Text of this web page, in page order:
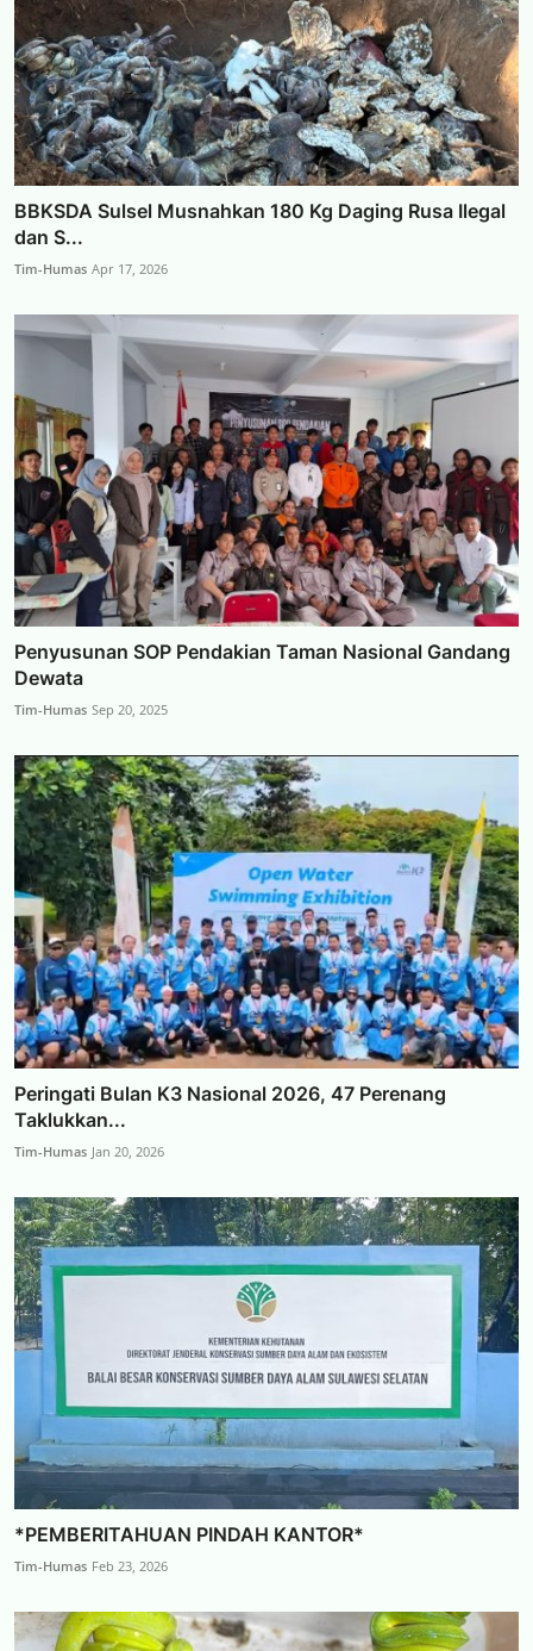
BBKSDA Sulsel Musnahkan 180 Kg Daging Rusa Ilegal
dan S...
Tim-Humas Apr 17, 2026
Penyusunan SOP Pendakian Taman Nasional Gandang
Dewata
Tim-Humas Sep 20, 2025
Peringati Bulan K3 Nasional 2026, 47 Perenang
Taklukkan...
Tim-Humas Jan 20, 2026
*PEMBERITAHUAN PINDAH KANTOR*
Tim-Humas Feb 23, 2026